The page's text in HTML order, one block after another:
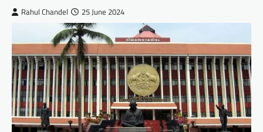
Rahul Chandel 25 June 2024